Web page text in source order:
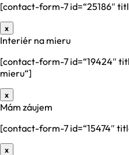
[contact-form-7 id=“25186″
x
Interiér na mieru
[contact-form-7 id=“19424″
mieru“]
x
Mám záujem
[contact-form-7 id=“15474″
x